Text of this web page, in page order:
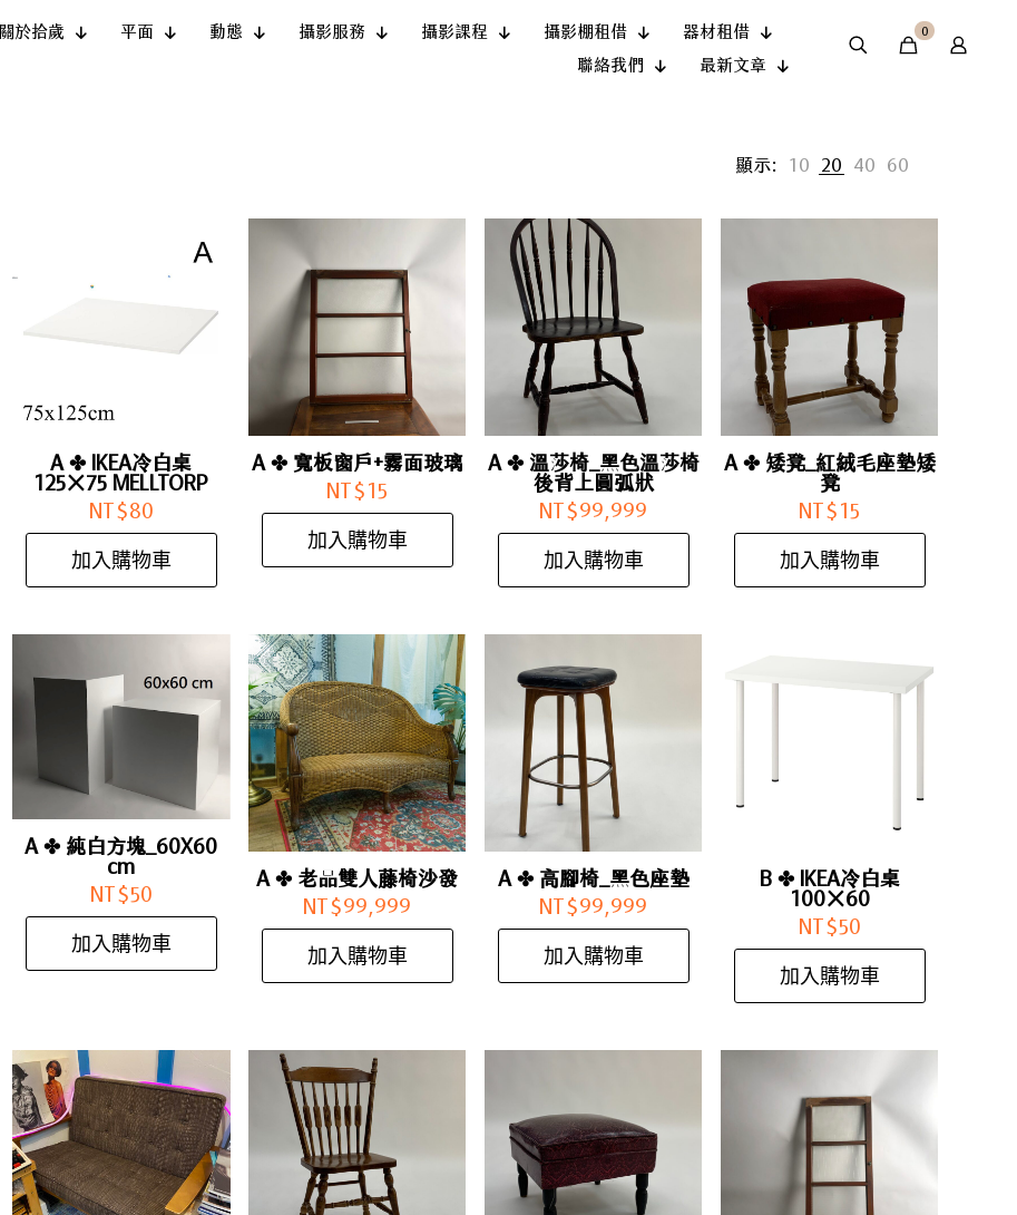
關於拾歲 平面 動態 攝影服務 攝影課程 攝影棚租借
器材租借
聯絡我們
最新文章
0
顯示: 10 20 40 60
A ✤ IKEA冷白桌
125×75 MELLTORP
NT$80
加入購物車
A ✤ 寬板窗戶+霧面玻璃
NT$ 15
加入購物車
A ✤ 溫莎椅_黑色溫莎椅
後背上圓弧狀
NT$99,999
加入購物車
A ✤ 矮凳_紅絨毛座墊矮
凳
NT$ 15
加入購物車
A ✤ 純白方塊_60X60
cm
NT$50
加入購物車
A ✤ 老品雙人藤椅沙發
NT$99,999
加入購物車
A ✤ 高腳椅_黑色座墊
NT$99,999
加入購物車
B ✤ IKEA冷白桌
100×60
NT$50
加入購物車